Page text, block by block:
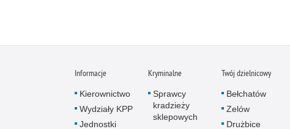
Informacje
Kierownictwo
Wydziały KPP
Jednostki
Kryminalne
Sprawcy
kradzieży
sklepowych
Twój dzielnicowy
Bełchatów
Zelów
Drużbice